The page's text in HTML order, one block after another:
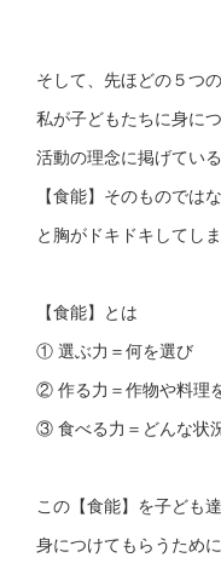
そして、先ほどの５つの
私が子どもたちに身に
活動の理念に掲げている
【食能】そのものでは
と胸がドキドキしてし
【食能】とは
① 選ぶ力＝何を選び
② 作る力＝作物や料理
③ 食べる力＝どんな状
この【食能】を子ども
身につけてもらうために